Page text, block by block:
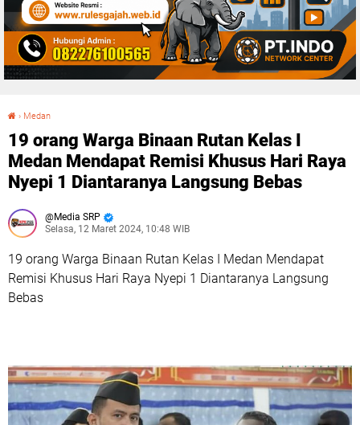
› Medan
19 orang Warga Binaan Rutan Kelas I
Medan Mendapat Remisi Khusus Hari Raya
Nyepi 1 Diantaranya Langsung Bebas
Media SRP
Selasa, 12 Maret 2024, 10:48 WIB
19 orang Warga Binaan Rutan Kelas I Medan Mendapat
Remisi Khusus Hari Raya Nyepi 1 Diantaranya Langsung
Bebas